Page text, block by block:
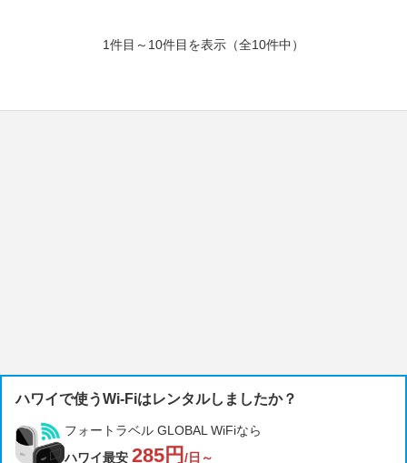
1件目～10件目を表示（全10件中）
ハワイで使うWi-Fiはレンタルしましたか？
フォートラベル GLOBAL WiFiなら
ハワイ最安 285円 /日～